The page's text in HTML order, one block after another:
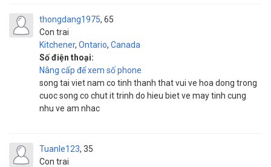
thongdang1975
Con trai
65
Kitchener, Ontario, Canada
Số điện thoại:
Nâng cấp để xem số phone
song tai viet nam co tinh thanh that vui ve hoa dong trong
cuoc song co chut it trinh do hieu biet ve may tinh cung
nhu ve am nhac
Tuanle123
Con trai
35